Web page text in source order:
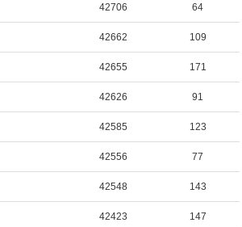
42706 64
42662 109
42655 171
42626 91
42585 123
42556 77
42548 143
42423 147